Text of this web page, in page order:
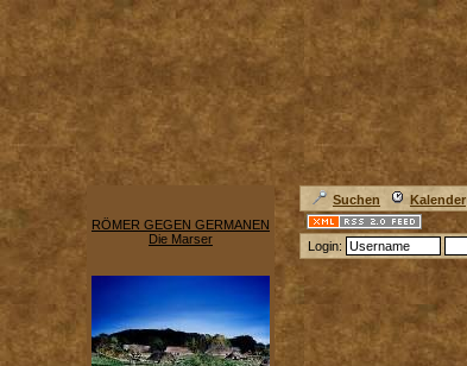
RÖMER GEGEN GERMANEN
Die Marser
Suchen Kalender
Login: